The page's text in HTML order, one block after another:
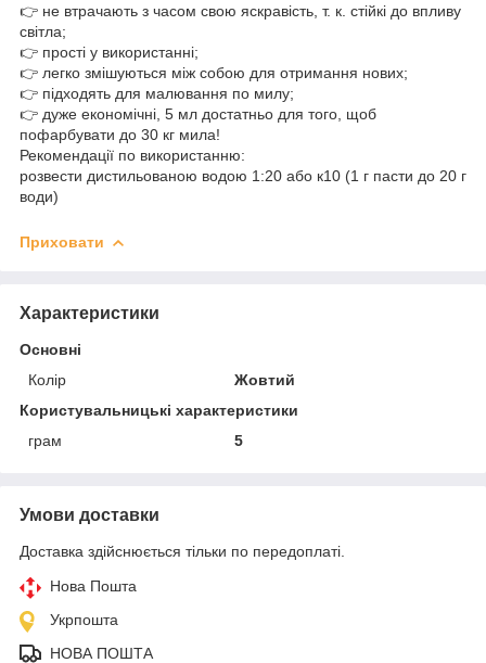
👉 не втрачають з часом свою яскравість, т. к. стійкі до впливу
світла;
👉 прості у використанні;
👉 легко змішуються між собою для отримання нових;
👉 підходять для малювання по милу;
👉 дуже економічні, 5 мл достатньо для того, щоб
пофарбувати до 30 кг мила!
Рекомендації по використанню:
розвести дистильованою водою 1:20 або к10 (1 г пасти до 20 г
води)
Приховати
Характеристики
Основні
Колір
Жовтий
Користувальницькі характеристики
грам
5
Умови доставки
Доставка здійснюється тільки по передоплаті.
Нова Пошта
Укрпошта
НОВА ПОШТА